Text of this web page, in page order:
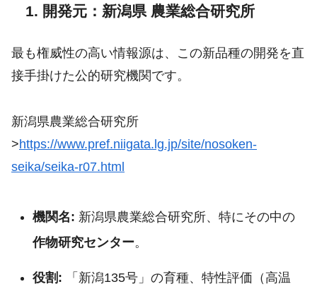
1. 開発元：新潟県 農業総合研究所
最も権威性の高い情報源は、この新品種の開発を直
接手掛けた公的研究機関です。
新潟県農業総合研究所
>https://www.pref.niigata.lg.jp/site/nosoken-
seika/seika-r07.html
機関名: 新潟県農業総合研究所、特にその中の
作物研究センター。
役割: 「新潟135号」の育種、特性評価（高温